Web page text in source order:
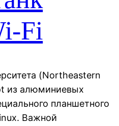
Fi
(Northeastern
из алюминиевых
планшетного
Важной